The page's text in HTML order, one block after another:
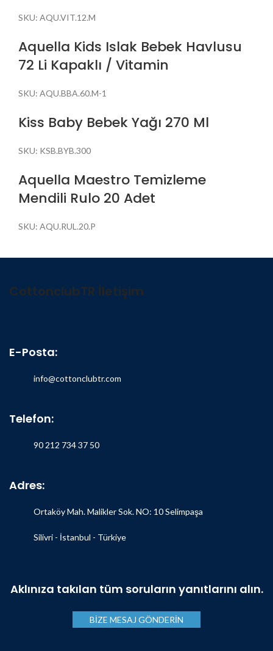
SKU: AQU.VIT.12.M
Aquella Kids Islak Bebek Havlusu
72 Li Kapaklı / Vitamin
SKU: AQU.BBA.60.M-1
Kiss Baby Bebek Yağı 270 Ml
SKU: KSB.BYB.300
Aquella Maestro Temizleme
Mendili Rulo 20 Adet
SKU: AQU.RUL.20.P
CottonclubTR İletişim
E-Posta:
info@cottonclubtr.com
Telefon:
90 212 734 37 50
Adres:
Ortaköy Mah. Malikler Sok. NO: 10 Selimpaşa
Silivri - İstanbul - Türkiye
Aklınıza takılan tüm soruların yanıtlarını alın.
BİZE MESAJ GÖNDERİN